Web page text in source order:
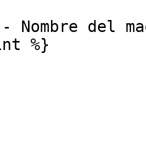
Nombre del